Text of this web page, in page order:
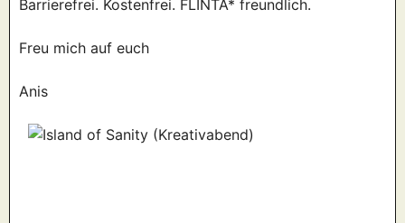
Barrierefrei. Kostenfrei. FLINTA* freundlich.
Freu mich auf euch
Anis